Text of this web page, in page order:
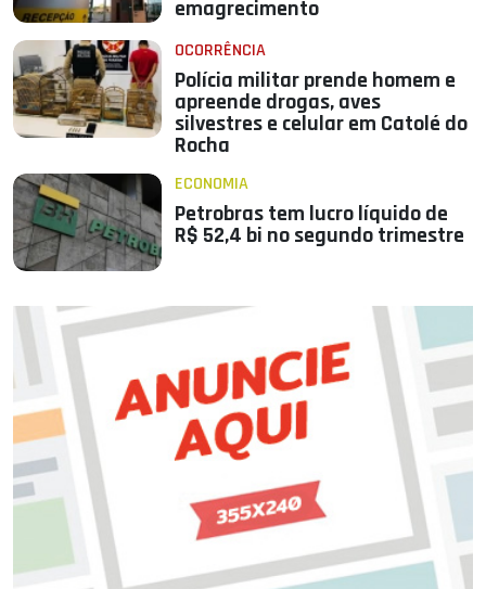
emagrecimento
OCORRÊNCIA
Polícia militar prende homem e
apreende drogas, aves
silvestres e celular em Catolé do
Rocha
ECONOMIA
Petrobras tem lucro líquido de
R$ 52,4 bi no segundo trimestre